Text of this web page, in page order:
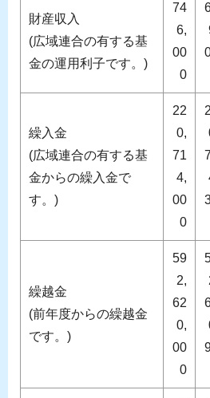
財産収入
(広域連合の有する基
金の運用利子です。)
74
6,
00
0
繰入金
(広域連合の有する基
金からの繰入金で
す。)
22
0,
71
4,
00
0
繰越金
(前年度からの繰越金
です。)
59
2,
62
0,
00
0